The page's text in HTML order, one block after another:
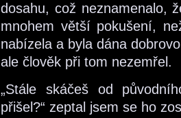
dosahu, což neznamenalo,
mnohem větší pokušení,
nabízela a byla dána
ale člověk při tom nezemřel.
„Stále skáčeš od
přišel?“ zeptal jsem se ho